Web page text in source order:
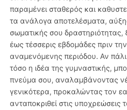
παραμένει σταθερός και
τα ανάλογα αποτελέσματα,
σωματικής σου
έως τέσσερις εβδομάδες πριν
αναμενόμενης περιόδου. Αν
τόσο η ιδέα της γυμναστικής,
πνεύμα σου, αναλαμβάνοντας
γενικότερα, προκαλώντας τον
ανταποκριθεί στις υποχρεώσεις